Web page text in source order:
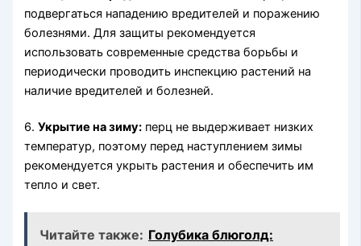
подвергаться нападению вредителей и поражению
болезнями. Для защиты рекомендуется
использовать современные средства борьбы и
периодически проводить инспекцию растений на
наличие вредителей и болезней.
6.Укрытие на зиму: перц не выдерживает низких
температур, поэтому перед наступлением зимы
рекомендуется укрыть растения и обеспечить им
тепло и свет.
Читайте также: Голубика блюголд: